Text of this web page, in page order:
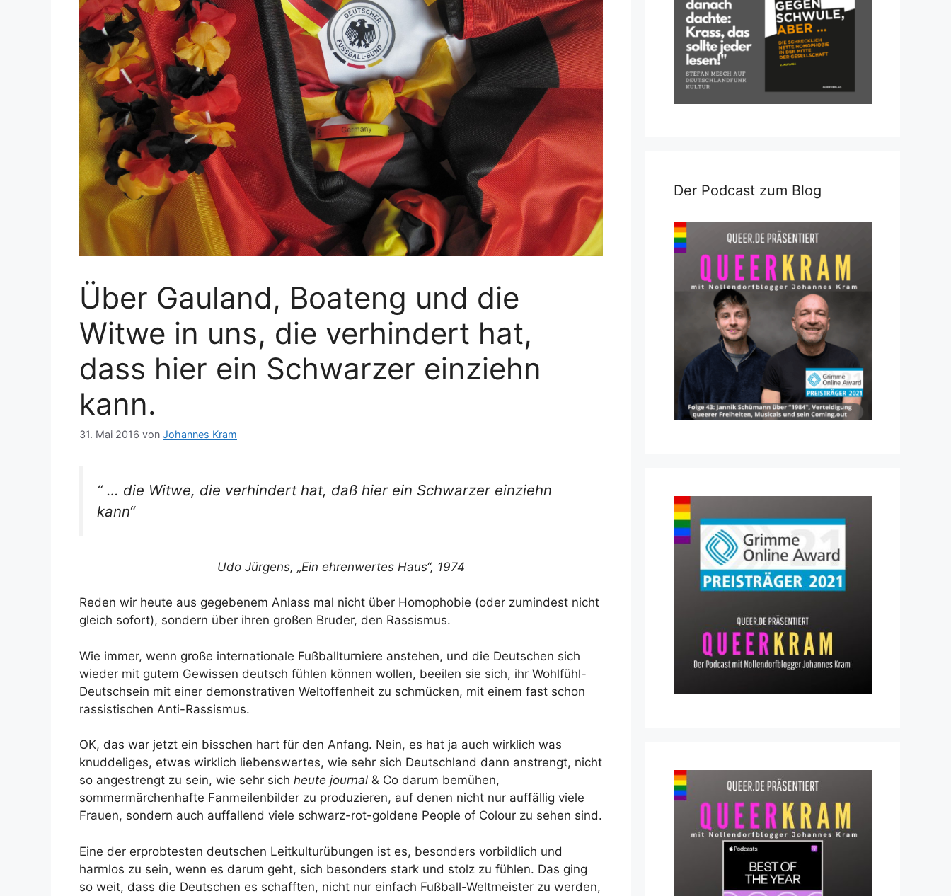
Über Gauland, Boateng und die
Witwe in uns, die verhindert hat,
dass hier ein Schwarzer einziehn
kann.
31. Mai 2016 von Johannes Kram
“ … die Witwe, die verhindert hat, daß hier ein Schwarzer einziehn
kann“
Udo Jürgens, „Ein ehrenwertes Haus“, 1974
Reden wir heute aus gegebenem Anlass mal nicht über Homophobie (oder zumindest nicht
gleich sofort), sondern über ihren großen Bruder, den Rassismus.
Wie immer, wenn große internationale Fußballturniere anstehen, und die Deutschen sich
wieder mit gutem Gewissen deutsch fühlen können wollen, beeilen sie sich, ihr Wohlfühl-
Deutschsein mit einer demonstrativen Weltoffenheit zu schmücken, mit einem fast schon
rassistischen Anti-Rassismus.
OK, das war jetzt ein bisschen hart für den Anfang. Nein, es hat ja auch wirklich was
knuddeliges, etwas wirklich liebenswertes, wie sehr sich Deutschland dann anstrengt, nicht
so angestrengt zu sein, wie sehr sich heute journal & Co darum bemühen,
sommermärchenhafte Fanmeilenbilder zu produzieren, auf denen nicht nur auffällig viele
Frauen, sondern auch auffallend viele schwarz-rot-goldene People of Colour zu sehen sind.
Eine der erprobtesten deutschen Leitkulturübungen ist es, besonders vorbildlich und
harmlos zu sein, wenn es darum geht, sich besonders stark und stolz zu fühlen. Das ging
so weit, dass die Deutschen es schafften, nicht nur einfach Fußball-Weltmeister zu werden,
Der Podcast zum Blog